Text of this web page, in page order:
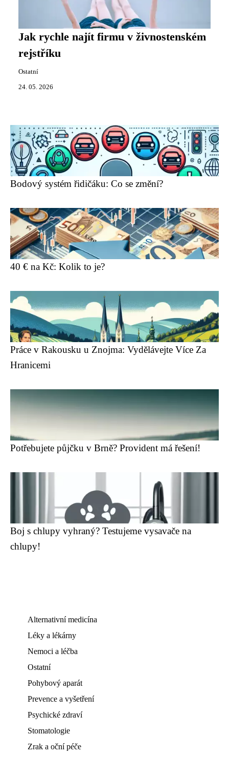
Jak rychle najít firmu v živnostenském
rejstříku
Ostatní
24. 05. 2026
Bodový systém řidičáku: Co se změní?
40 € na Kč: Kolik to je?
Práce v Rakousku u Znojma: Vydělávejte Více Za
Hranicemi
Potřebujete půjčku v Brně? Provident má řešení!
Boj s chlupy vyhraný? Testujeme vysavače na
chlupy!
Alternativní medicína
Léky a lékárny
Nemoci a léčba
Ostatní
Pohybový aparát
Prevence a vyšetření
Psychické zdraví
Stomatologie
Zrak a oční péče